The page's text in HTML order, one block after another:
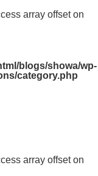
array offset on
blogs/showa/wp-
category.php
array offset on